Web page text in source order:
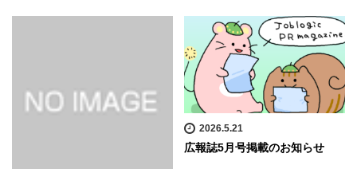
2026.5.21
広報誌5月号掲載のお知らせ